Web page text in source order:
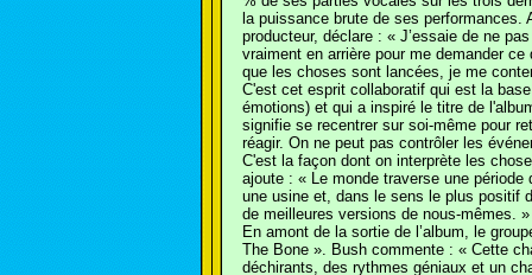
la puissance brute de ses
producteur, déclare : « J’essaie de ne
vraiment en arrière pour me demander
que les choses sont lancées, je me
C'est cet esprit collaboratif qui est la
émotions) et qui a inspiré le titre de
signifie se recentrer sur soi-même pour
réagir. On ne peut pas contrôler les
C'est la façon dont on interprète les
ajoute : « Le monde traverse une
une usine et, dans le sens le plus positif
de meilleures versions de nous-mêmes. »
En amont de la sortie de l’album, le
The Bone ». Bush commente : « Cette
déchirants, des rythmes géniaux et un